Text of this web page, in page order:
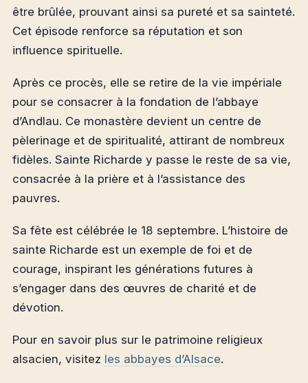
être brûlée, prouvant ainsi sa pureté et sa sainteté.
Cet épisode renforce sa réputation et son
influence spirituelle.
Après ce procès, elle se retire de la vie impériale
pour se consacrer à la fondation de l’abbaye
d’Andlau. Ce monastère devient un centre de
pèlerinage et de spiritualité, attirant de nombreux
fidèles. Sainte Richarde y passe le reste de sa vie,
consacrée à la prière et à l’assistance des
pauvres.
Sa fête est célébrée le 18 septembre. L’histoire de
sainte Richarde est un exemple de foi et de
courage, inspirant les générations futures à
s’engager dans des œuvres de charité et de
dévotion.
Pour en savoir plus sur le patrimoine religieux
alsacien, visitez les abbayes d’Alsace.